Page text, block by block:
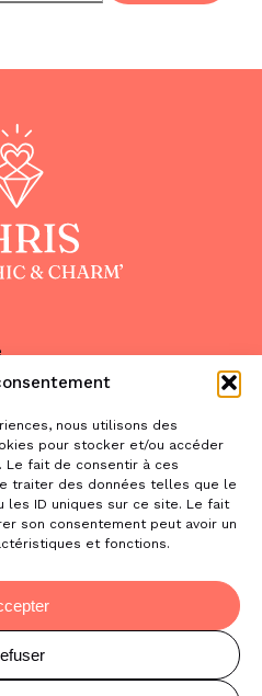
nous utilisons des
pour stocker et/ou accéder
Le fait de consentir à ces
traiter des données telles que le
les ID uniques sur ce site. Le fait
son consentement peut avoir un
et fonctions.
& Charm'